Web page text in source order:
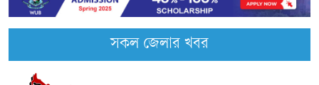
সকল জেলার খবর